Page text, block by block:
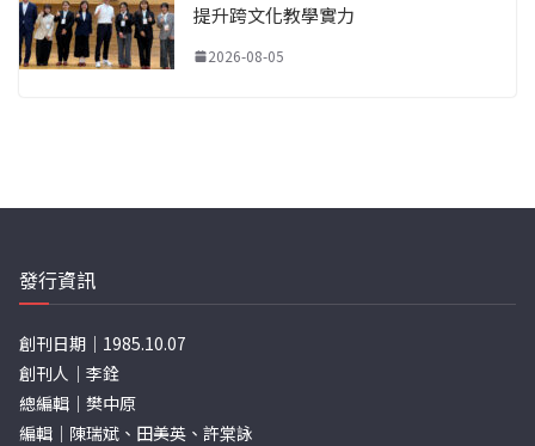
提升跨文化教學實力
2026-08-05
發行資訊
創刊日期｜1985.10.07
創刊人｜李銓
總編輯｜樊中原
編輯｜陳瑞斌、田美英、許棠詠